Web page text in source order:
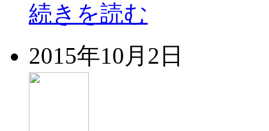
続きを読む
2015年10月2日